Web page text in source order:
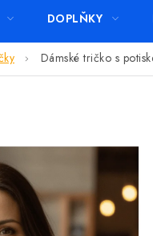
DOPLŇKY
Dámské tričko s